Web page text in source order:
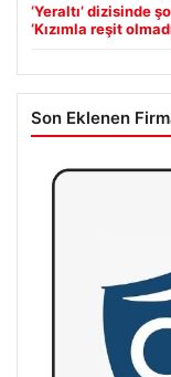
‘Yeraltı’ dizisinde
‘Kızımla reşit
Son Eklenen